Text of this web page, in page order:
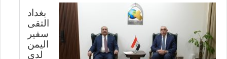
بغداد
التقى
سفير
اليمن
لدى